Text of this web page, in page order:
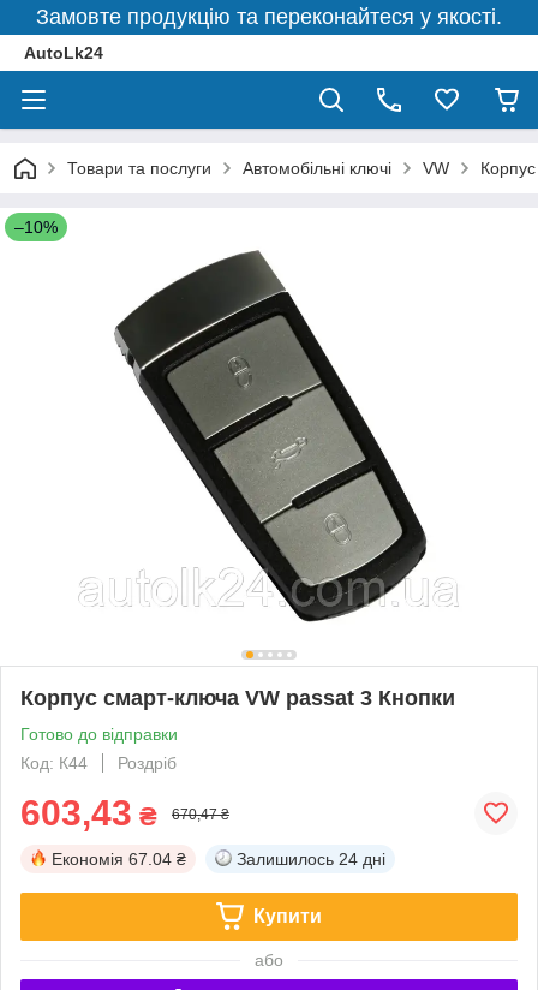
Замовте продукцію та переконайтеся у якості.
AutoLk24
Товари та послуги Автомобільні ключі VW
–10%
Корпус смарт-ключа VW passat 3 Кнопки
Готово до відправки
Код: К44
Роздріб
603,43 ₴ 670,47 ₴
Економія 67.04 ₴ Залишилось 24 дні
Купити
або